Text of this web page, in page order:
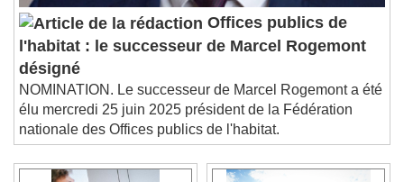
Offices publics de
l'habitat : le successeur de Marcel Rogemont
désigné
NOMINATION. Le successeur de Marcel Rogemont a été
élu mercredi 25 juin 2025 président de la Fédération
nationale des Offices publics de l'habitat.